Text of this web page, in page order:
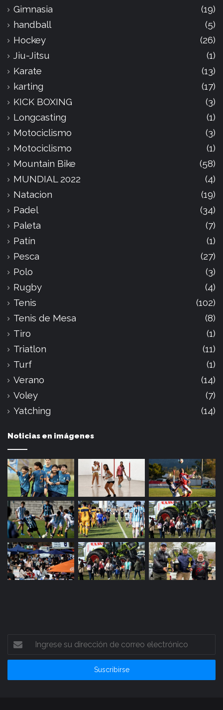
Gimnasia
(19)
handball
(5)
Hockey
(26)
Jiu-Jitsu
(1)
Karate
(13)
karting
(17)
KICK BOXING
(3)
Longcasting
(1)
Motociclismo
(3)
Motociclismo
(1)
Mountain Bike
(58)
MUNDIAL 2022
(4)
Natacion
(19)
Padel
(34)
Paleta
(7)
Patín
(1)
Pesca
(27)
Polo
(3)
Rugby
(4)
Tenis
(102)
Tenis de Mesa
(8)
Tiro
(1)
Triatlon
(11)
Turf
(1)
Verano
(14)
Voley
(7)
Yatching
(14)
Noticias en imágenes
Ingrese
su
dirección
correo